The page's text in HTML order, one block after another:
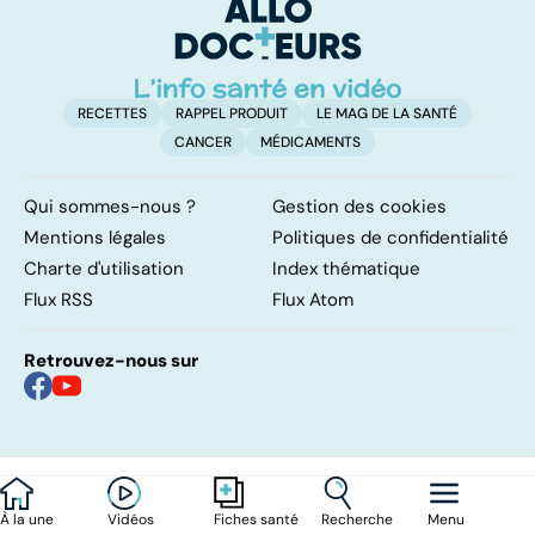
À la une Vidéos Fiches santé Recherche Menu
RECETTES RAPPEL PRODUIT
LE MAG DE LA SANTÉ
CANCER
MÉDICAMENTS
Qui sommes-nous ?
Gestion des cookies
Mentions légales
Politiques de confidentialité
Charte d'utilisation
Index thématique
Flux RSS
Flux Atom
Retrouvez-nous sur